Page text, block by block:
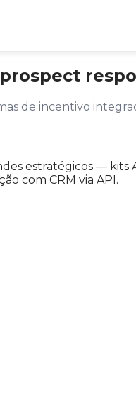
de incentivo
estratégicos — kits
com CRM via API.